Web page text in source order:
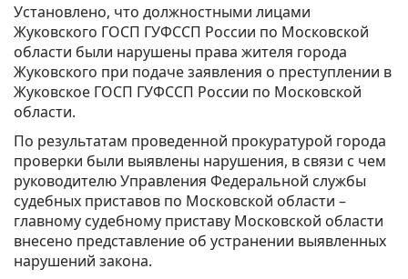
Установлено, что должностными лицами
Жуковского ГОСП ГУФССП России по Московской
области были нарушены права жителя города
Жуковского при подаче заявления о преступлении в
Жуковское ГОСП ГУФССП России по Московской
области.
По результатам проведенной прокуратурой города
проверки были выявлены нарушения, в связи с чем
руководителю Управления Федеральной службы
судебных приставов по Московской области –
главному судебному приставу Московской области
внесено представление об устранении выявленных
нарушений закона.